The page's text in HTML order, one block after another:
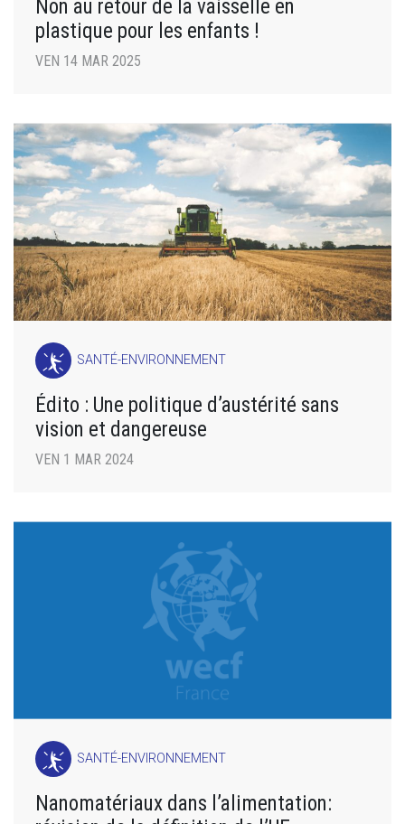
Non au retour de la vaisselle en
plastique pour les enfants !
VEN 14 MAR 2025
SANTÉ-ENVIRONNEMENT
Édito : Une politique d’austérité sans
vision et dangereuse
VEN 1 MAR 2024
SANTÉ-ENVIRONNEMENT
Nanomatériaux dans l’alimentation: